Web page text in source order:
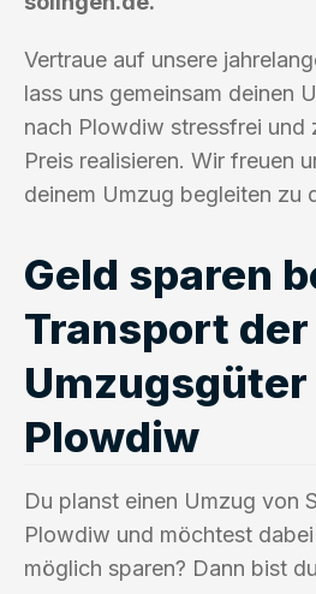
Vertraue auf unsere
lass uns gemeinsam deinen
nach Plowdiw stressfrei und
Preis realisieren. Wir freuen
deinem Umzug begleiten zu
Geld sparen
Transport der
Umzugsgüter
Plowdiw
Du planst einen Umzug von
Plowdiw und möchtest
möglich sparen? Dann bist